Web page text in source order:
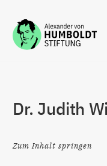
Zum Inhalt springen
Dr. Judith
Zum Inhalt springen